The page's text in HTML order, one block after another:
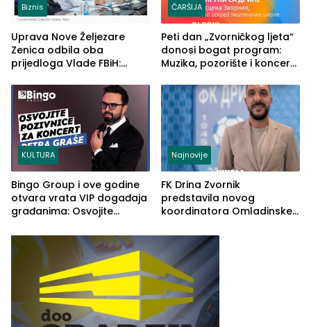
Biznis
Uprava Nove Željezare
Zenica odbila oba
prijedloga Vlade FBiH:
rješenje
ČARŠIJA
Peti dan „Zvorničkog ljeta“
donosi bogat program:
Muzika, pozorište i koncert
KULTURA
Bingo Group i ove godine
otvara vrata VIP događaja
građanima: Osvojite
Graše
Najnovije
FK Drina Zvornik
predstavila novog
koordinatora Omladinske